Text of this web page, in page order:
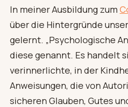
In meiner Ausbildung zum
über die Hintergründe
gelernt. „Psychologische
diese genannt. Es handelt
verinnerlichte, in der
Anweisungen, die von
sicheren Glauben, Gutes